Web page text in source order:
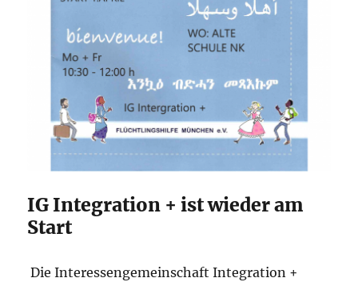
IG Integration + ist wieder am
Start
Die Interessengemeinschaft Integration +